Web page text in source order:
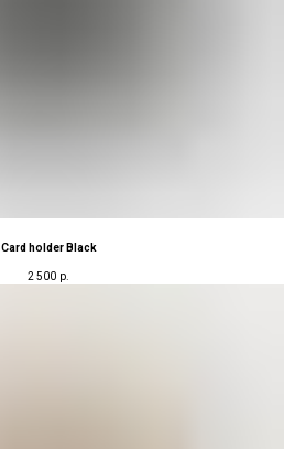
Card holder Black
2 500 р.